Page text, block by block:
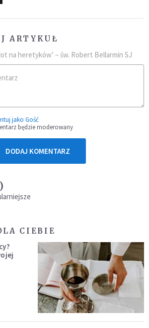
ARTYKUŁ
na heretyków’ – św. Robert Bellarmin SJ
jako Gość
będzie moderowany
DODAJ KOMENTARZ
)
CIEBIE